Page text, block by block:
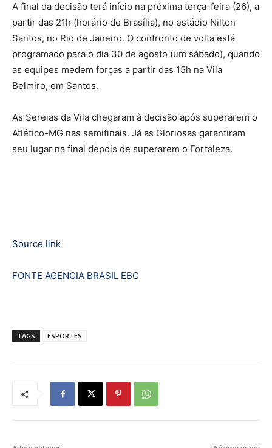
A final da decisão terá início na próxima terça-feira (26), a
partir das 21h (horário de Brasília), no estádio Nilton
Santos, no Rio de Janeiro. O confronto de volta está
programado para o dia 30 de agosto (um sábado), quando
as equipes medem forças a partir das 15h na Vila
Belmiro, em Santos.
As Sereias da Vila chegaram à decisão após superarem o
Atlético-MG nas semifinais. Já as Gloriosas garantiram
seu lugar na final depois de superarem o Fortaleza.
Source link
FONTE AGENCIA BRASIL EBC
TAGS ESPORTES